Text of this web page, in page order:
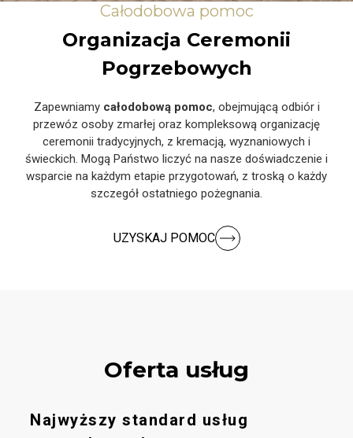
Całodobowa pomoc
Organizacja Ceremonii
Pogrzebowych
Zapewniamy całodobową pomoc, obejmującą odbiór i
przewóz osoby zmarłej oraz kompleksową organizację
ceremonii tradycyjnych, z kremacją, wyznaniowych i
świeckich. Mogą Państwo liczyć na nasze doświadczenie i
wsparcie na każdym etapie przygotowań, z troską o każdy
szczegół ostatniego pożegnania.
UZYSKAJ POMOC
Oferta usług
Najwyższy standard usług